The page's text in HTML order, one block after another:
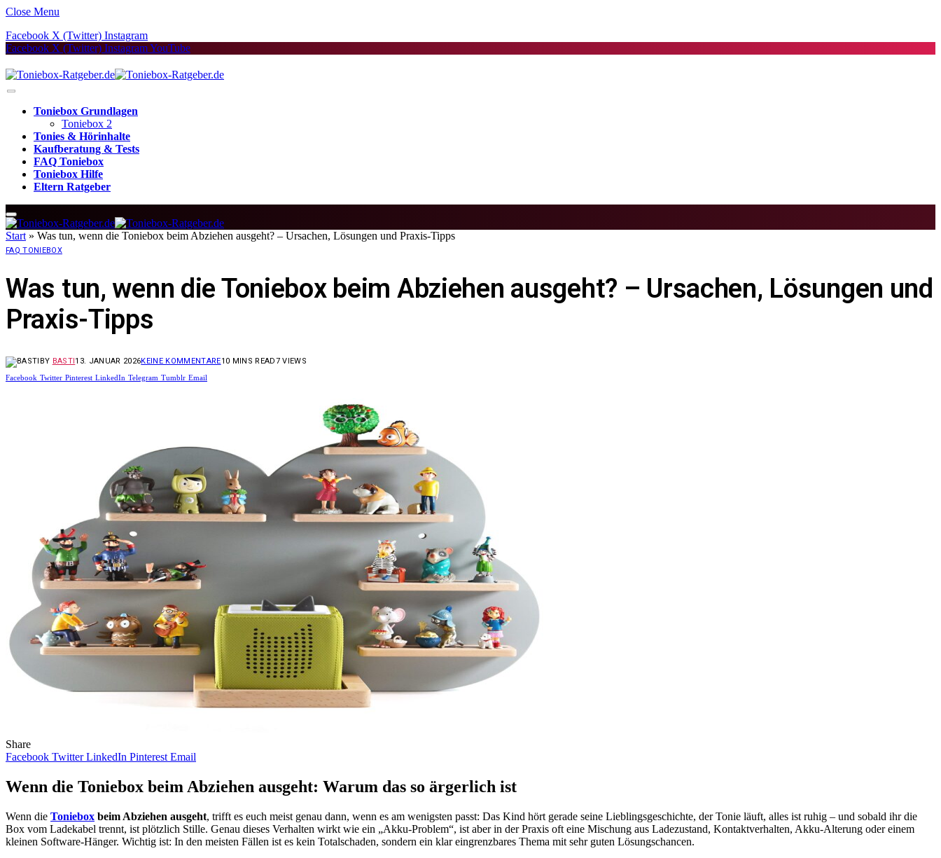
Close Menu
Facebook X (Twitter) Instagram
Facebook X (Twitter) InstagramYouTube
Toniebox Grundlagen
Toniebox 2
Tonies & Hörinhalte
Kaufberatung & Tests
FAQ Toniebox
Toniebox Hilfe
Eltern Ratgeber
Start » Was tun, wenn die Toniebox beim Abziehen ausgeht? – Ursachen, Lösungen und Praxis-Tipps
FAQ TONIEBOX
Was tun, wenn die Toniebox beim Abziehen ausgeht? – Ursachen, Lösungen und
Praxis-Tipps
BY BASTI13. JANUAR 2026KEINE KOMMENTARE10 MINS READ7VIEWS
Facebook Twitter Pinterest LinkedIn Telegram Tumblr Email
Share
Facebook Twitter LinkedIn Pinterest Email
Wenn die Toniebox beim Abziehen ausgeht: Warum das so ärgerlich ist
Wenn die Toniebox beim Abziehen ausgeht, trifft es euch meist genau dann, wenn es am wenigsten passt: Das Kind hört gerade seine Lieblingsgeschichte, der Tonie läuft, alles ist ruhig – und sobald ihr die
Box vom Ladekabel trennt, ist plötzlich Stille. Genau dieses Verhalten wirkt wie ein „Akku-Problem“, ist aber in der Praxis oft eine Mischung aus Ladezustand, Kontaktverhalten, Akku-Alterung oder einem
kleinen Software-Hänger. Wichtig ist: In den meisten Fällen ist es kein Totalschaden, sondern ein klar eingrenzbares Thema mit sehr guten Lösungschancen.